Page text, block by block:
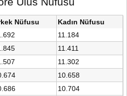
Nüfusu
Kadın Nüfusu
11.184
11.411
11.302
10.658
10.704